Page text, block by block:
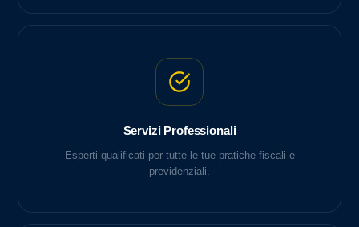
Servizi Professionali
Esperti qualificati per tutte le tue pratiche fiscali e
previdenziali.